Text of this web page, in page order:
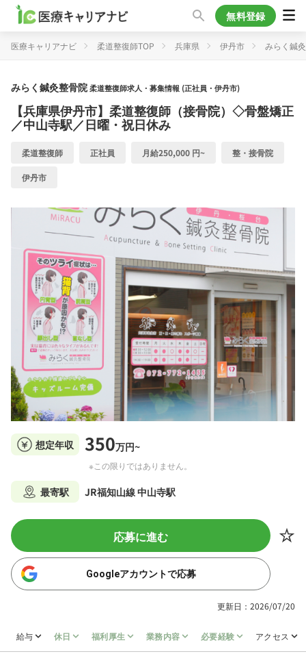
無料登録
医療キャリアナビ 柔道整復師TOP 兵庫県 伊丹市 みらく鍼
みらく鍼灸整骨院柔道整復師求人・募集情報 (正社員・伊丹市)
【兵庫県伊丹市】柔道整復師（接骨院）◇骨盤矯正
／中山寺駅／日曜・祝日休み
柔道整復師 正社員 月給250,000 円~ 整・接骨院
伊丹市
想定年収 350万円~
※この限りではありません。
最寄駅 JR福知山線 中山寺駅
応募に進む
Googleアカウントで応募
更新日：2026/07/20
給与 休日 福利厚生 業務内容 必要経験 アクセス